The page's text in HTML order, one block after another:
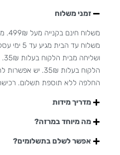
זמני משלוח
משלוח עד
הלקוח בעלות 35₪.
החלפה ללא תוספת תשלום.
מדריך מידות
מה מיוחד במרזה?
אפשר לשלם בתשלומים?